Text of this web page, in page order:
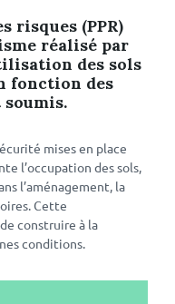
risques (PPR)
réalisé par
des sols
fonction des
mises en place
l’occupation des sols,
l’aménagement, la
Cette
construire à la
conditions.